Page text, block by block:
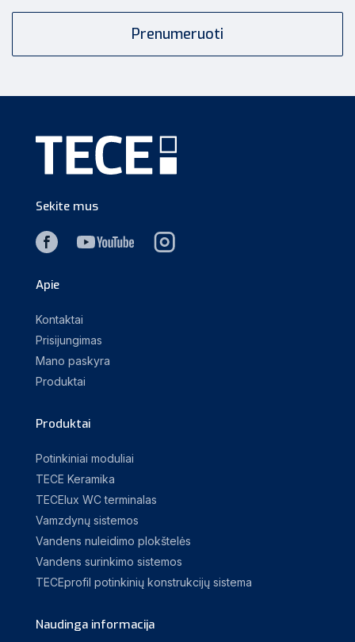
Sekite mus
Apie
Kontaktai
Prisijungimas
Mano paskyra
Produktai
Produktai
Potinkiniai moduliai
TECE Keramika
TECElux WC terminalas
Vamzdynų sistemos
Vandens nuleidimo plokštelės
Vandens surinkimo sistemos
TECEprofil potinkinių konstrukcijų sistema
Naudinga informacija